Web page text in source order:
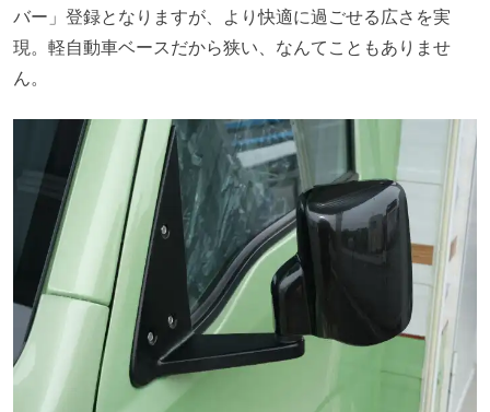
バー」登録となりますが、より快適に過ごせる広さを実
現。軽自動車ベースだから狭い、なんてこともありませ
ん。